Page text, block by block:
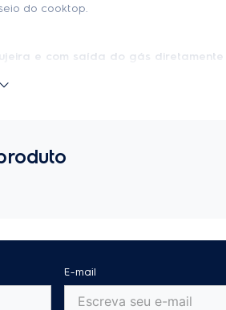
tecnologia de cozimento
do cooktop.
e com saída do gás
de sujeira. Podem ser limpos
E-mail